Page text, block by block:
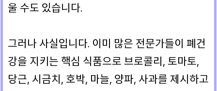
울 수도 있습니다.
그러나 사실입니다. 이미 많은 전문가들이 폐건
강을 지키는 핵심 식품으로 브로콜리, 토마토,
당근, 시금치, 호박, 마늘, 양파, 사과를 제시하고